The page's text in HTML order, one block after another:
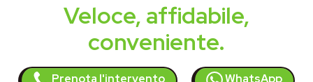
Veloce, affidabile,
conveniente.
Prenota l'intervento WhatsApp